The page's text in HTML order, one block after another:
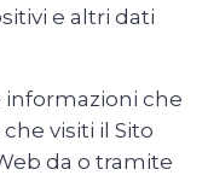
e altri dati
che
visiti il ​​Sito
da o tramite